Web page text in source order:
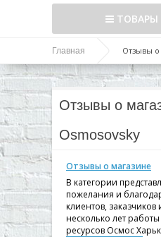
ТОВАРЫ
Главная Отзывы о
Отзывы о
Osmosovsky
Отзывы о магазине
В категории
пожелания и
клиентов, заказчиков
несколько лет
ресурсов Осмос